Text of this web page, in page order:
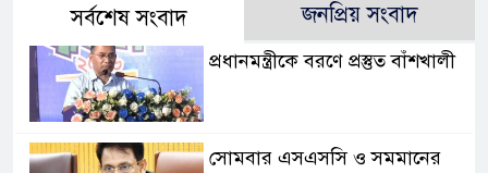
সর্বশেষ সংবাদ জনপ্রিয় সংবাদ
প্রধানমন্ত্রীকে বরণে প্রস্তুত বাঁশখালী
সোমবার এসএসসি ও সমমানের